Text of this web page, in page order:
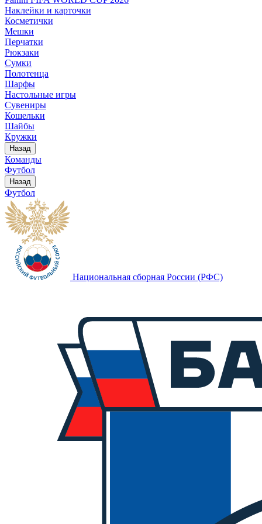
Наклейки и карточки
Косметички
Мешки
Перчатки
Рюкзаки
Сумки
Полотенца
Шарфы
Настольные игры
Сувениры
Кошельки
Шайбы
Кружки
Назад
Команды
Футбол
Назад
Футбол
Национальная сборная России (РФС)